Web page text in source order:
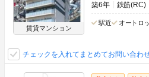
賃貸マンション
築6年
鉄筋(RC)
駅近 オートロ
チェックを入れてまとめてお問い合わ